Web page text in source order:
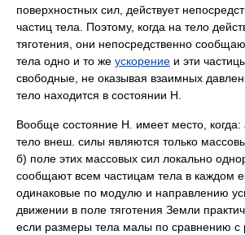
поверхностных сил, действует
частиц тела. Поэтому, когда на тело
тяготения, они непосредственно
тела одно и то же ускорение и эти
свободные, не оказывая взаимных
тело находится в состоянии H.
Вообще состояние H. имеет место,
тело внеш. силы являются только
б) поле этих массовых сил локально
сообщают всем частицам тела в каждом
одинаковые по модулю и направлению
движении в поле тяготения Земли
если размеры тела малы по сравнению с